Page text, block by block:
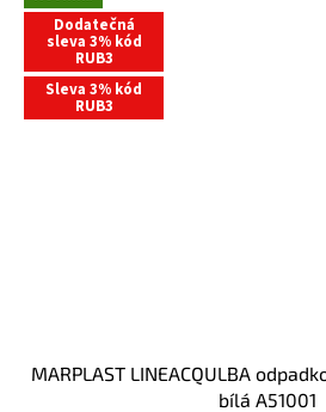
Dodatečná
sleva 3% kód
RUB3
Sleva 3% kód
RUB3
MARPLAST LINEACQULBA
bílá A51001